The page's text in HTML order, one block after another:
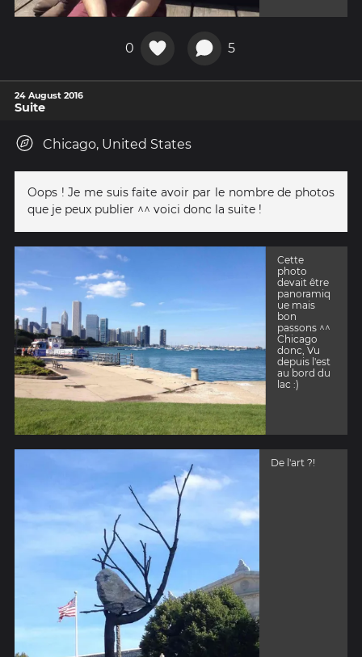
0 5
24 August 2016
Suite
Chicago, United States
Oops ! Je me suis faite avoir par le nombre de photos
que je peux publier ^^ voici donc la suite !
Cette
photo
devait être
panoramiq
ue mais
bon
passons ^^
Chicago
donc, Vu
depuis l'est
au bord du
lac :)
De l'art ?!